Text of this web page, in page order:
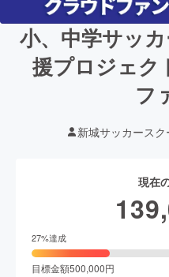
小、中学サッ
援プロジェ
フ
新城サッカースク
現在
27%達成
目標金額500,000円